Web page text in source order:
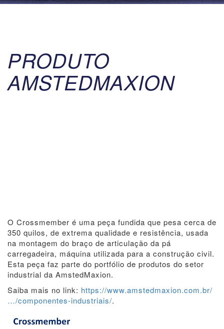
PRODUTO
AMSTEDMAXION
O Crossmember é uma peça fundida que pesa cerca de
350 quilos, de extrema qualidade e resistência, usada
na montagem do braço de articulação da pá
carregadeira, máquina utilizada para a construção civil.
Esta peça faz parte do portfólio de produtos do setor
industrial da AmstedMaxion.
Saiba mais no link: https://www.amstedmaxion.com.br/
…/componentes-industriais/.